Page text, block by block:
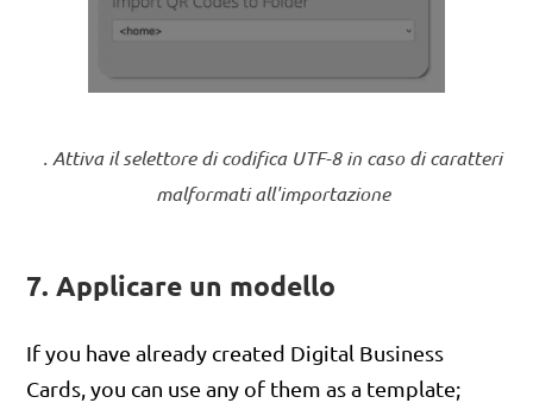
. Attiva il selettore di codifica UTF-8 in caso di caratteri
malformati all'importazione
7. Applicare un modello
If you have already created Digital Business
Cards, you can use any of them as a template;